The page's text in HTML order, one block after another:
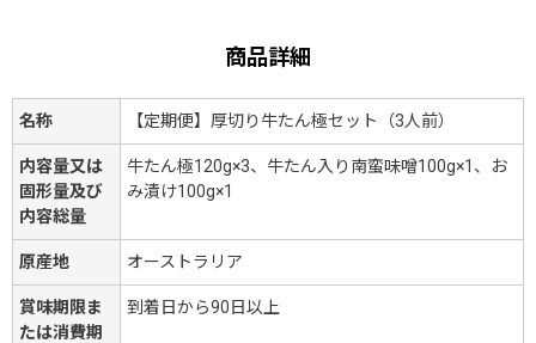
商品詳細
名称 【定期便】厚切り牛たん極セット（3人前）
内容量又は
固形量及び
内容総量
牛たん極120g×3、牛たん入り南蛮味噌100g×1、お
み漬け100g×1
原産地 オーストラリア
賞味期限ま
たは消費期
到着日から90日以上